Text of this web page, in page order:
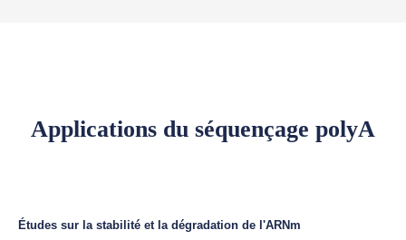
Applications du séquençage polyA
Études sur la stabilité et la dégradation de l'ARNm